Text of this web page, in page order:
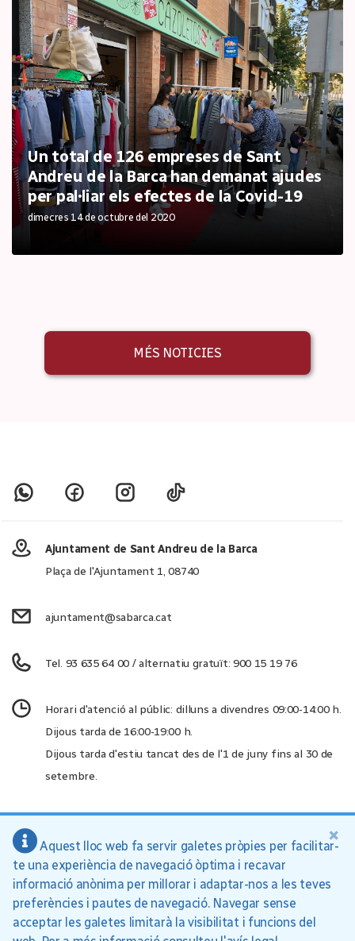
Un total de 126 empreses de Sant
Andreu de la Barca han demanat ajudes
per pal·liar els efectes de la Covid-19
dimecres 14 de octubre del 2020
MÉS NOTICIES
Ajuntament de Sant Andreu de la Barca
Plaça de l'Ajuntament 1, 08740
ajuntament@sabarca.cat
Tel. 93 635 64 00 / alternatiu gratuït: 900 15 19 76
Horari d'atenció al públic: dilluns a divendres 09:00-14:00 h.
Dijous tarda de 16:00-19:00 h.
Dijous tarda d'estiu tancat des de l'1 de juny fins al 30 de
setembre.
Ajuntament de Sant Andreu de la Barca, 2026
Política de privacitat
Aquest lloc web fa servir galetes pròpies per facilitar-
te una experiència de navegació òptima i recavar
informació anònima per millorar i adaptar-nos a les teves
preferències i pautes de navegació. Navegar sense
acceptar les galetes limitarà la visibilitat i funcions del
×